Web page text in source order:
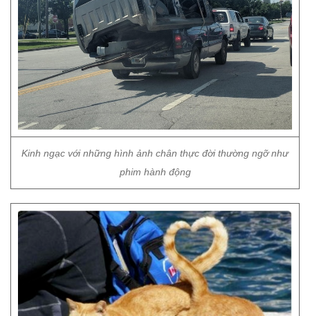
Kinh ngạc với những hình ảnh chân thực đời thường ngỡ như
phim hành động